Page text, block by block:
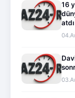
16
atdı